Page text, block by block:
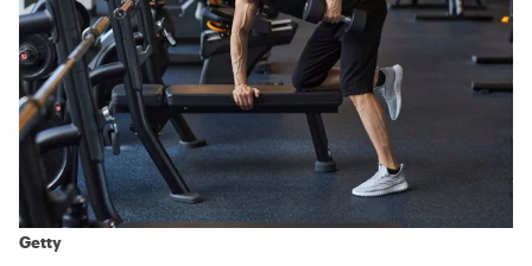
Getty